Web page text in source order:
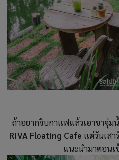
ถ้าอยากจิบกาแฟแล้วเอาขาจุ่ม
RIVA Floating Cafe แต่วันเสา
แนะนำมาตอนเ